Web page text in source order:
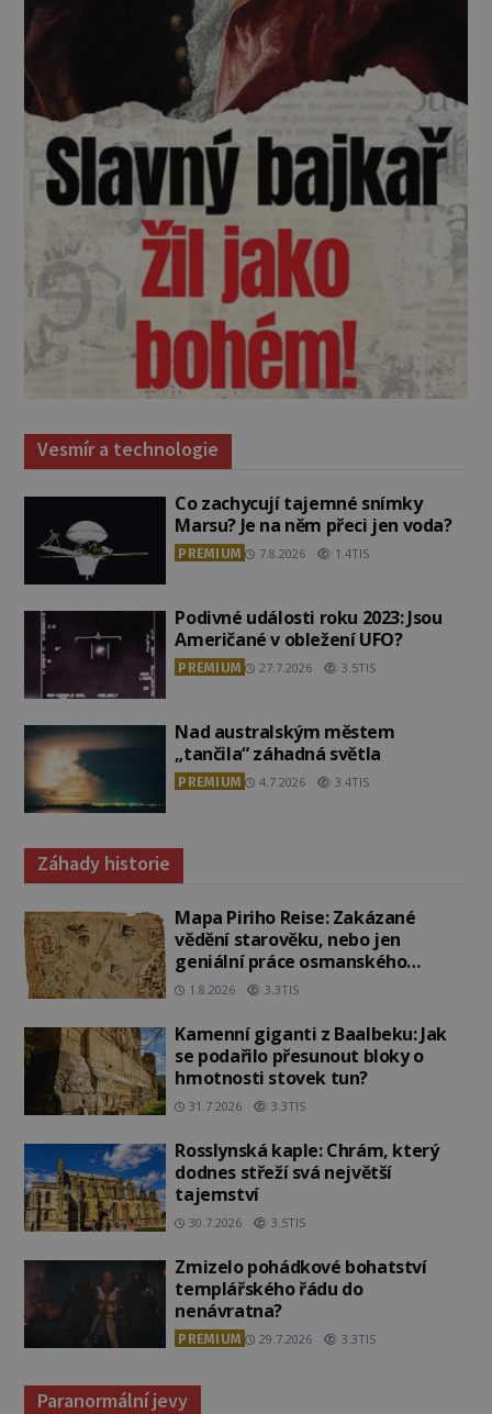
Vesmír a technologie
Co zachycují tajemné snímky
Marsu? Je na něm přeci jen voda?
PREMIUM 7.8.2026 1.4TIS
Podivné události roku 2023: Jsou
Američané v obležení UFO?
PREMIUM 27.7.2026 3.5TIS
Nad australským městem
„tančila“ záhadná světla
PREMIUM 4.7.2026 3.4TIS
Záhady historie
Mapa Piriho Reise: Zakázané
vědění starověku, nebo jen
geniální práce osmanského
admirála?
1.8.2026 3.3TIS
Kamenní giganti z Baalbeku: Jak
se podařilo přesunout bloky o
hmotnosti stovek tun?
31.7.2026 3.3TIS
Rosslynská kaple: Chrám, který
dodnes střeží svá největší
tajemství
30.7.2026 3.5TIS
Zmizelo pohádkové bohatství
templářského řádu do
nenávratna?
PREMIUM 29.7.2026 3.3TIS
Paranormální jevy